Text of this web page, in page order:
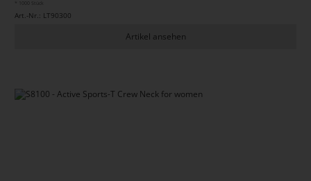
Art.-Nr.: LT90300
Artikel ansehen